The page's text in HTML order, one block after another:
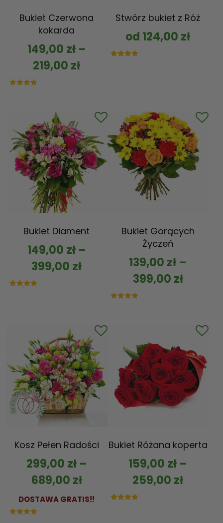
Bukiet Czerwona
kokarda
149,00 zł–
219,00 zł
Stwórz bukiet z Róż
od 124,00 zł
Bukiet Diament
149,00 zł–
399,00 zł
Bukiet Gorących
Życzeń
139,00 zł –
399,00 zł
Kosz Pełen Radości
299,00 zł–
689,00 zł
DOSTAWA GRATIS!!
Bukiet Różana koperta
159,00 zł –
259,00 zł